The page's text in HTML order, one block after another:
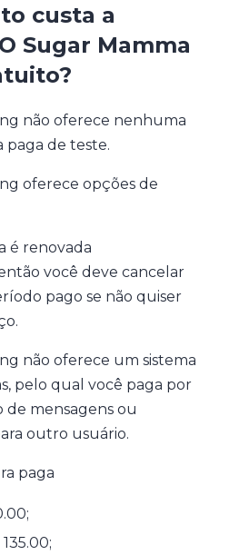
custa a
Sugar Mamma
não oferece nenhuma
paga de teste.
oferece opções de
é renovada
você deve cancelar
pago se não quiser
não oferece um sistema
pelo qual você paga por
de mensagens ou
outro usuário.
paga